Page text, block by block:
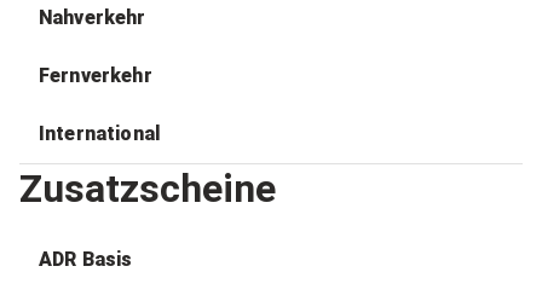
Nahverkehr
Fernverkehr
International
Zusatzscheine
ADR Basis